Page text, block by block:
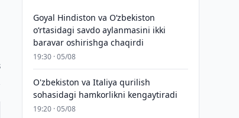
Goyal Hindiston va Oʻzbekiston
oʻrtasidagi savdo aylanmasini ikki
baravar oshirishga chaqirdi
19:30 · 05/08
O'zbekiston va Italiya qurilish
sohasidagi hamkorlikni kengaytiradi
19:20 · 05/08